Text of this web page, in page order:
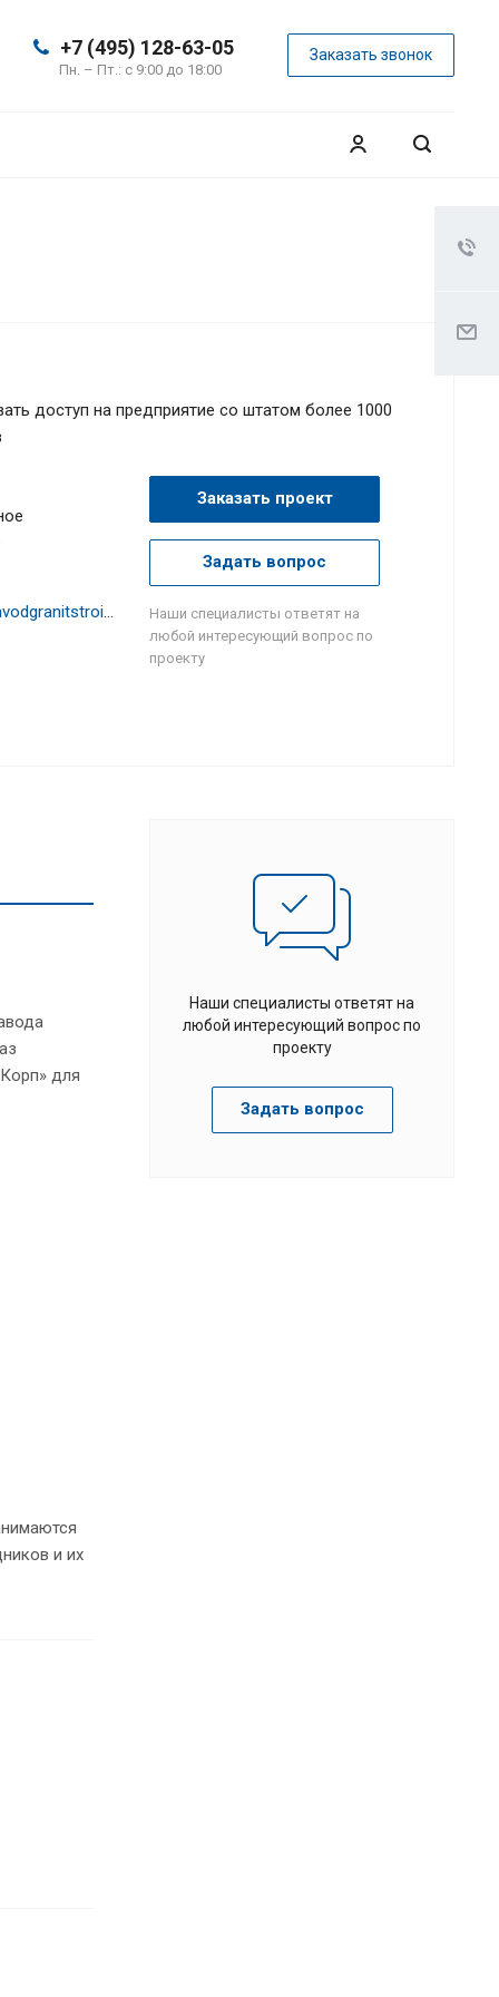
+7 (495) 128-63-05
Пн. – Пт.: с 9:00 до 18:00
Заказать звонок
доступ на предприятие со штатом более 1000
http://www.zavodgranitstroi.ru/
Заказать проект
Задать вопрос
Наши специалисты ответят на
любой интересующий вопрос по
проекту
для
и их
Наши специалисты ответят на
любой интересующий вопрос по
проекту
Задать вопрос